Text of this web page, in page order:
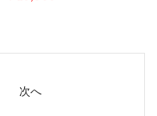
次へ